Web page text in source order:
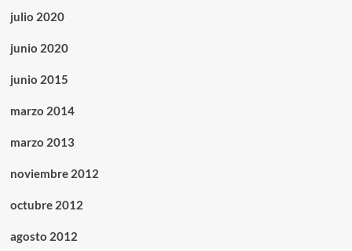
julio 2020
junio 2020
junio 2015
marzo 2014
marzo 2013
noviembre 2012
octubre 2012
agosto 2012